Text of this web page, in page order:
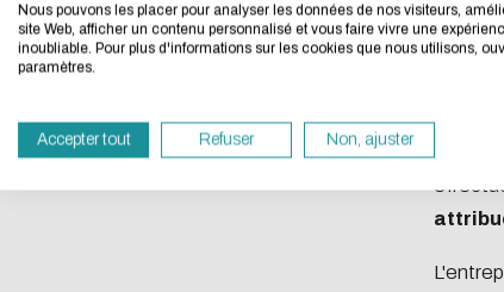
If you also want
in eco-design.
Thank you for
Depuis
Nous pouvons les placer pour analyser les données de nos visiteurs,
site Web, afficher un contenu personnalisé et vous faire vivre une
inoubliable. Pour plus d'informations sur les cookies que nous utilisons,
paramètres.
Accepter tout Refuser Non, ajuster